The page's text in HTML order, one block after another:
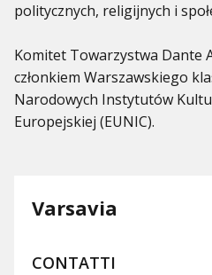
politycznych, religijnych i
Komitet Towarzystwa Dante
członkiem Warszawskiego
Narodowych Instytutów
Europejskiej (EUNIC).
Varsavia
CONTATTI